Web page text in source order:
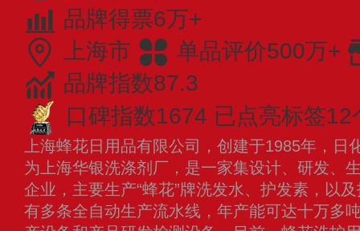
品牌得票6万+
上海市
单品评价500万+
品牌指数87.3
口碑指数1674 已点亮标签12
上海蜂花日用品有限公司，创建于1985年，
为上海华银洗涤剂厂，是一家集设计、研发、
企业，主要生产“蜂花”牌洗发水、护发素，以
有多条全自动生产流水线，年产能可达十万多